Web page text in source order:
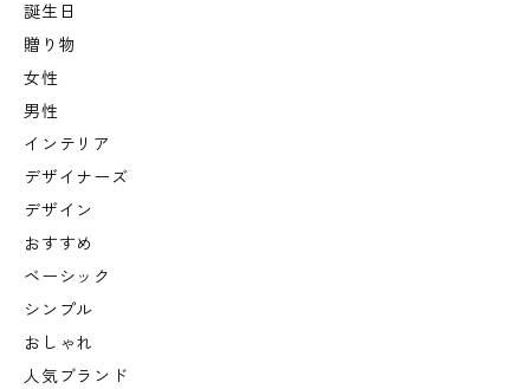
誕生日
贈り物
女性
男性
インテリア
デザイナーズ
デザイン
おすすめ
ベーシック
シンプル
おしゃれ
人気ブランド